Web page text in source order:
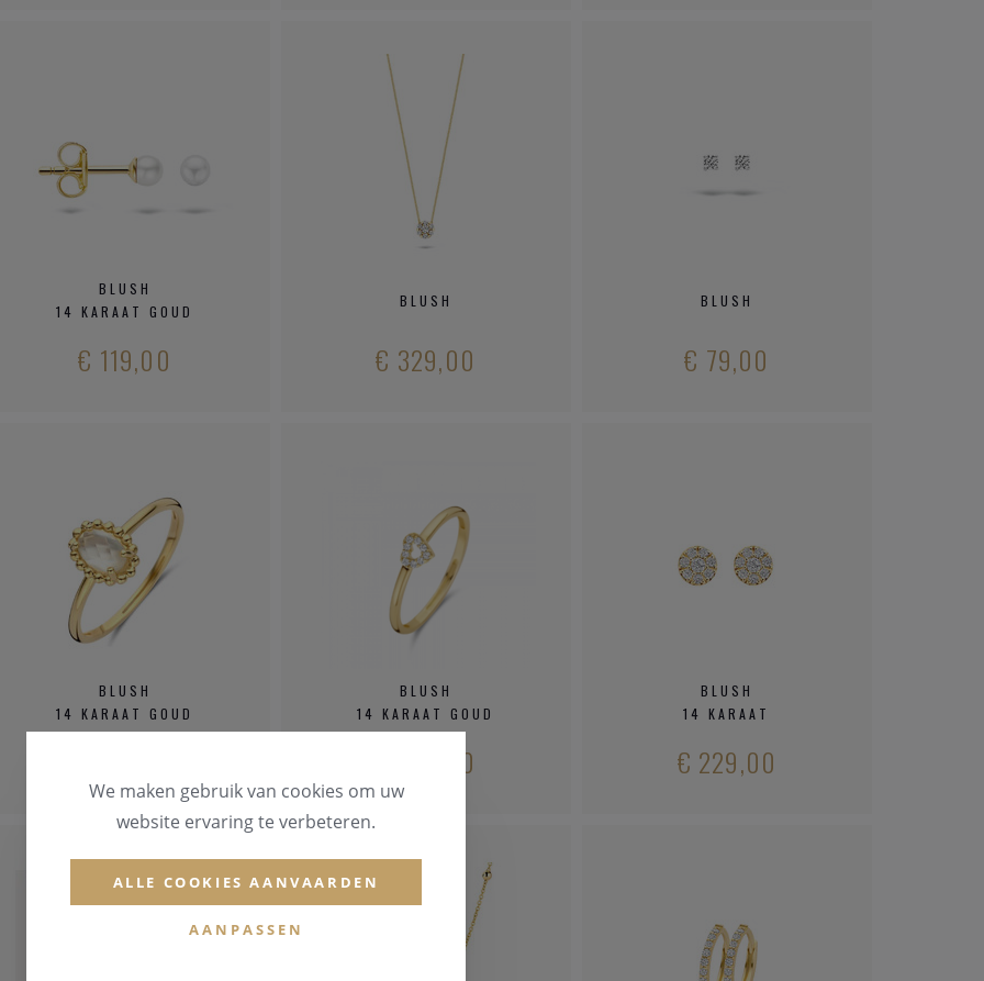
BLUSH
14 KARAAT GOUD
€ 119,00
BLUSH
€ 329,00
BLUSH
€ 79,00
BLUSH
14 KARAAT GOUD
BLUSH
14 KARAAT GOUD
€ 339,00
BLUSH
14 KARAAT
€ 229,00
We maken gebruik van cookies om uw
website ervaring te verbeteren.
ALLE COOKIES AANVAARDEN
AANPASSEN